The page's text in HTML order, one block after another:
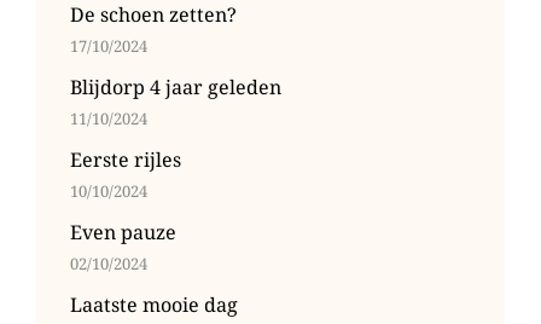
De schoen zetten?
17/10/2024
Blijdorp 4 jaar geleden
11/10/2024
Eerste rijles
10/10/2024
Even pauze
02/10/2024
Laatste mooie dag